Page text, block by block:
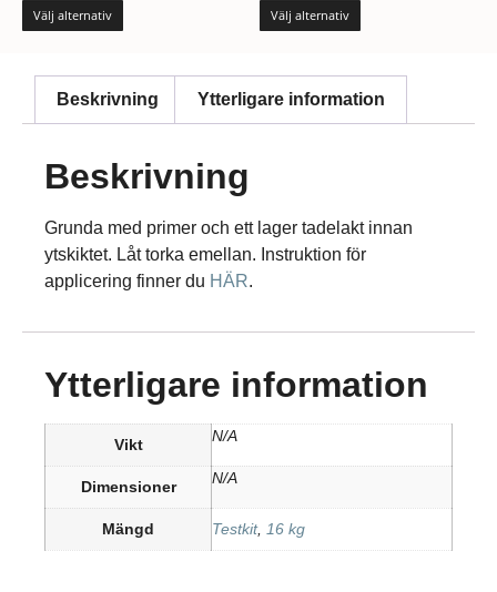
Välj alternativ Välj alternativ
Beskrivning Ytterligare information
Beskrivning
Grunda med primer och ett lager tadelakt innan
ytskiktet. Låt torka emellan. Instruktion för
applicering finner du HÄR.
Ytterligare information
Vikt N/A
Dimensioner N/A
Mängd Testkit, 16 kg